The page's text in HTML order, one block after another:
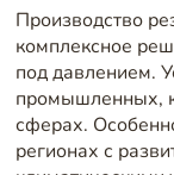
Производство
комплексное
под давлением.
промышленных,
сферах.
регионах с